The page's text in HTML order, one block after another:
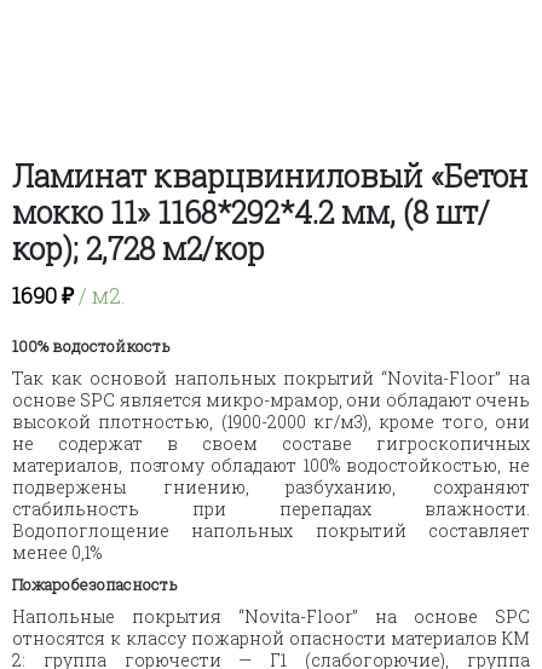
Ламинат кварцвиниловый «Бетон
мокко 11» 1168*292*4.2 мм, (8 шт/
кор); 2,728 м2/кор
1690₽/ м2.
100% водостойкость
Так как основой напольных покрытий “Novita-Floor” на
основе SPC является микро-мрамор, они обладают очень
высокой плотностью, (1900-2000 кг/м3), кроме того, они
не содержат в своем составе гигроскопичных
материалов, поэтому обладают 100% водостойкостью, не
подвержены гниению, разбуханию, сохраняют
стабильность при перепадах влажности.
Водопоглощение напольных покрытий составляет
менее 0,1%
Пожаробезопасность
Напольные покрытия “Novita-Floor” на основе SPC
относятся к классу пожарной опасности материалов КМ
2: группа горючести — Г1 (слабогорючие), группа